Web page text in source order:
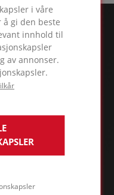
i våre
gi den beste
innhold til
av annonser.